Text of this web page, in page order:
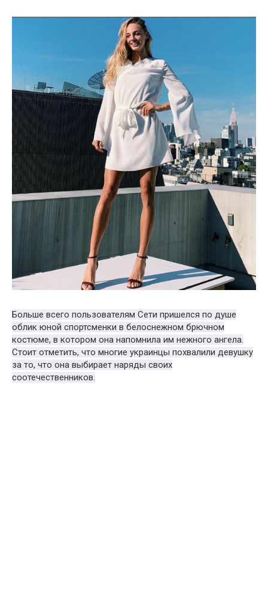
Больше всего пользователям Сети пришелся по душе
облик юной спортсменки в белоснежном брючном
костюме, в котором она напомнила им нежного ангела.
Стоит отметить, что многие украинцы похвалили девушку
за то, что она выбирает наряды своих
соотечественников.